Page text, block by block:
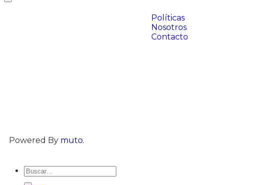
Políticas
Nosotros
Contacto
Powered By muto.